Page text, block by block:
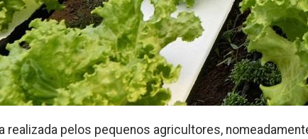
realizada pelos pequenos agricultores,